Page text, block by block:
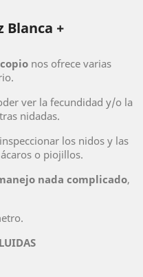
Blanca +
nos ofrece varias
ver la fecundidad y/o la
nidadas.
los nidos y las
o piojillos.
nada complicado,